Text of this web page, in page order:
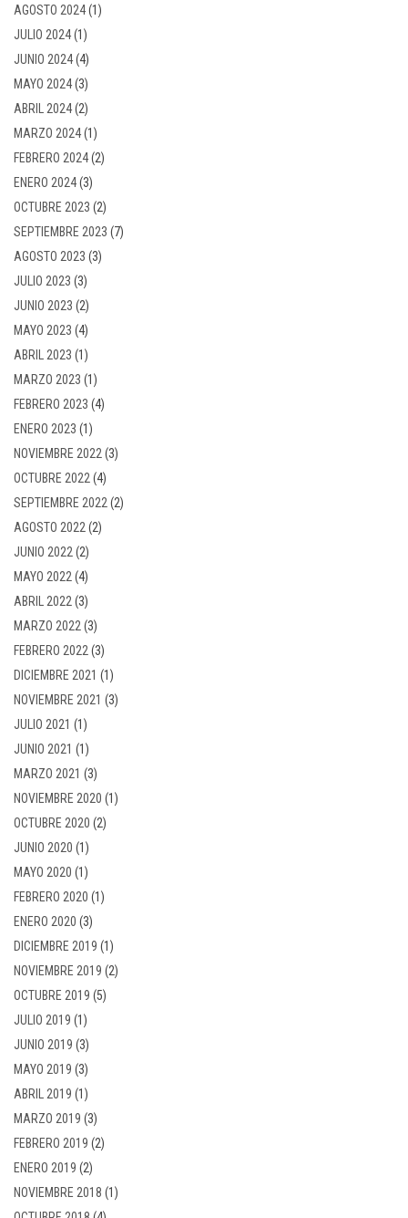
AGOSTO 2024(1)
JULIO 2024(1)
JUNIO 2024(4)
MAYO 2024(3)
ABRIL 2024(2)
MARZO 2024(1)
FEBRERO 2024(2)
ENERO 2024(3)
OCTUBRE 2023 (2)
SEPTIEMBRE 2023 (7)
AGOSTO 2023 (3)
JULIO 2023 (3)
JUNIO 2023 (2)
MAYO 2023 (4)
ABRIL 2023 (1)
MARZO 2023 (1)
FEBRERO 2023 (4)
ENERO 2023 (1)
NOVIEMBRE 2022 (3)
OCTUBRE 2022 (4)
SEPTIEMBRE 2022 (2)
AGOSTO 2022 (2)
JUNIO 2022 (2)
MAYO 2022 (4)
ABRIL 2022 (3)
MARZO 2022 (3)
FEBRERO 2022 (3)
DICIEMBRE 2021 (1)
NOVIEMBRE 2021 (3)
JULIO 2021 (1)
JUNIO 2021 (1)
MARZO 2021 (3)
NOVIEMBRE 2020 (1)
OCTUBRE 2020 (2)
JUNIO 2020 (1)
MAYO 2020 (1)
FEBRERO 2020 (1)
ENERO 2020 (3)
DICIEMBRE 2019 (1)
NOVIEMBRE 2019 (2)
OCTUBRE 2019 (5)
JULIO 2019 (1)
JUNIO 2019 (3)
MAYO 2019 (3)
ABRIL 2019 (1)
MARZO 2019 (3)
FEBRERO 2019 (2)
ENERO 2019 (2)
NOVIEMBRE 2018 (1)